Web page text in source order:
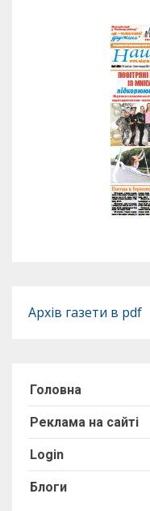
Архів газети в pdf
Головна
Реклама на сайті
Login
Блоги